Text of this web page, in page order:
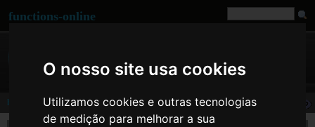
O nosso site usa cookies
Utilizamos cookies e outras tecnologias
de medição para melhorar a sua
functions-online
http_build_query